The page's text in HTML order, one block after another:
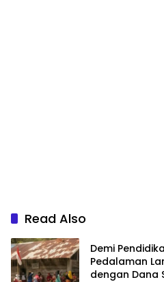
Read Also
Demi
Pedalaman
dengan Dana